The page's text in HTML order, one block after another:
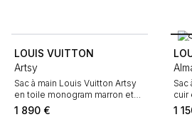
LOUIS VUITTON
Artsy
Sac à main Louis Vuitton Artsy
en toile monogram marron et
cuir naturel
1 890 €
Sac
cuir
1